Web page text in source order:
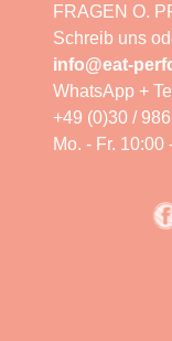
FRAGEN O.
Schreib uns
info@eat-
WhatsApp +
+49 (0)30 / 986
Mo. - Fr. 10:00